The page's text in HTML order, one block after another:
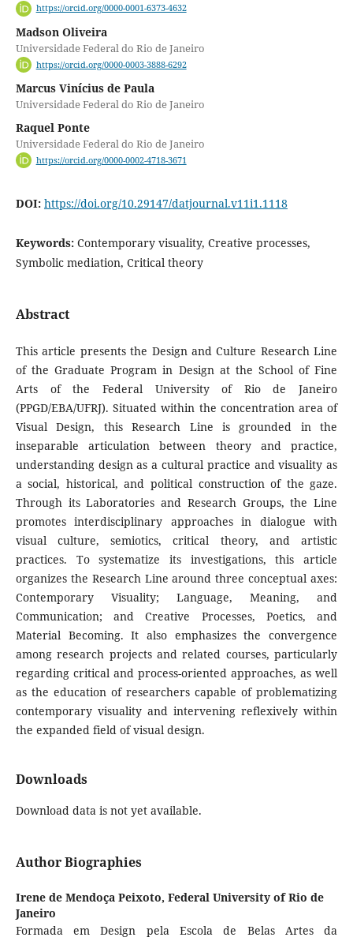
https://orcid.org/0000-0001-6373-4632
Madson Oliveira
Universidade Federal do Rio de Janeiro
https://orcid.org/0000-0003-3888-6292
Marcus Vinícius de Paula
Universidade Federal do Rio de Janeiro
Raquel Ponte
Universidade Federal do Rio de Janeiro
https://orcid.org/0000-0002-4718-3671
DOI: https://doi.org/10.29147/datjournal.v11i1.1118
Keywords: Contemporary visuality, Creative processes,
Symbolic mediation, Critical theory
Abstract
This article presents the Design and Culture Research Line
of the Graduate Program in Design at the School of Fine
Arts of the Federal University of Rio de Janeiro
(PPGD/EBA/UFRJ). Situated within the concentration area of
Visual Design, this Research Line is grounded in the
inseparable articulation between theory and practice,
understanding design as a cultural practice and visuality as
a social, historical, and political construction of the gaze.
Through its Laboratories and Research Groups, the Line
promotes interdisciplinary approaches in dialogue with
visual culture, semiotics, critical theory, and artistic
practices. To systematize its investigations, this article
organizes the Research Line around three conceptual axes:
Contemporary Visuality; Language, Meaning, and
Communication; and Creative Processes, Poetics, and
Material Becoming. It also emphasizes the convergence
among research projects and related courses, particularly
regarding critical and process-oriented approaches, as well
as the education of researchers capable of problematizing
contemporary visuality and intervening reflexively within
the expanded field of visual design.
Downloads
Download data is not yet available.
Author Biographies
Irene de Mendoça Peixoto, Federal University of Rio de
Janeiro
Formada em Design pela Escola de Belas Artes da